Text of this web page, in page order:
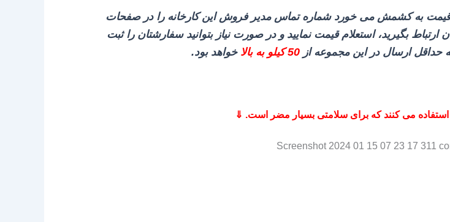
قیمت به کشمش می‌ خورد شماره تماس مدیر فروش این کارخانه را در صفحات
بگیرید، استعلام قیمت نمایید و در صورت نیاز بتوانید سفارشتان را ثبت
حداقل ارسال در این مجموعه از 50 کیلو به بالا خواهد بود.
استفاده می کنند که برای سلامتی بسیار مضر است. ⇓